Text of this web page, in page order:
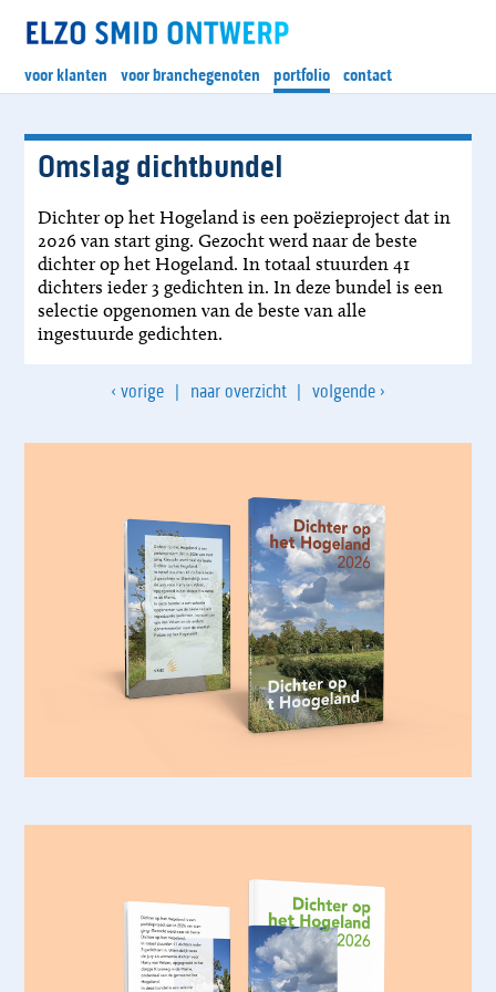
voor klanten voor branchegenoten portfolio contact
Omslag dichtbundel
Dichter op het Hogeland is een poëzieproject dat in
2026 van start ging. Gezocht werd naar de beste
dichter op het Hogeland. In totaal stuurden 41
dichters ieder 3 gedichten in. In deze bundel is een
selectie opgenomen van de beste van alle
ingestuurde gedichten.
‹ vorige naar overzicht volgende ›